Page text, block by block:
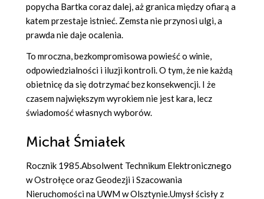
popycha Bartka coraz dalej, aż granica między ofiarą a
katem przestaje istnieć. Zemsta nie przynosi ulgi, a
prawda nie daje ocalenia.
To mroczna, bezkompromisowa powieść o winie,
odpowiedzialności i iluzji kontroli. O tym, że nie każdą
obietnicę da się dotrzymać bez konsekwencji. I że
czasem największym wyrokiem nie jest kara, lecz
świadomość własnych wyborów.
Michał Śmiałek
Rocznik 1985.Absolwent Technikum Elektronicznego
w Ostrołęce oraz Geodezji i Szacowania
Nieruchomości na UWM w Olsztynie.Umysł ścisły z